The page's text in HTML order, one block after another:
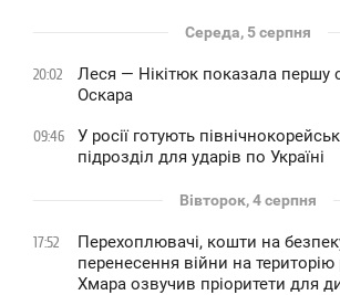
Середа, 5 серпня
20:02
Леся — Нікітюк показала першу
Оскара
09:46
У росії готують
підрозділ для ударів по Україні
Вівторок, 4 серпня
17:52
Перехоплювачі, кошти на
перенесення війни на територію
Хмара озвучив пріоритети для